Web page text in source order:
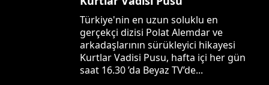
Türkiye'nin en uzun soluklu en
gerçekçi dizisi Polat Alemdar ve
arkadaşlarının sürükleyici hikayesi
Kurtlar Vadisi Pusu, hafta içi her gün
saat 16.30 ’da Beyaz TV’de...